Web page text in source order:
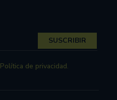
Política de privacidad.